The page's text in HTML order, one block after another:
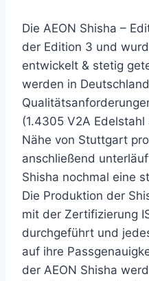
Die AEON Shisha –
der Edition 3 und
entwickelt & stetig
werden in
(1.4305 V2A
Nähe von Stuttgart
anschließend
Shisha nochmal eine
Die Produktion der
mit der Zertifizierung
durchgeführt und
auf ihre
der AEON Shisha